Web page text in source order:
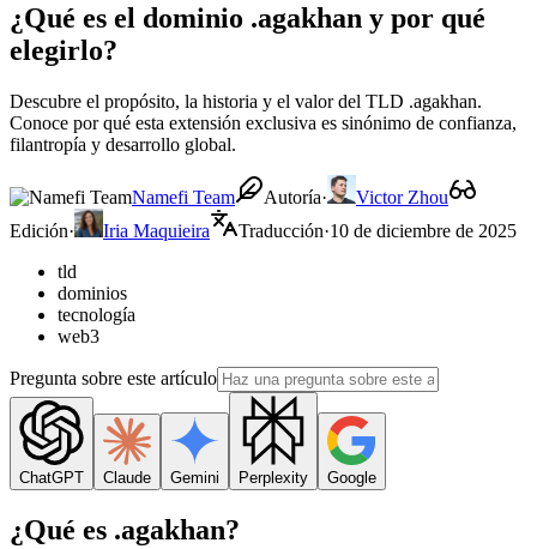
¿Qué es el dominio .agakhan y por qué
elegirlo?
Descubre el propósito, la historia y el valor del TLD .agakhan.
Conoce por qué esta extensión exclusiva es sinónimo de confianza,
filantropía y desarrollo global.
Namefi Team Autoría·
Victor Zhou
Edición· Iria Maquieira Traducción·10 de diciembre de 2025
tld
dominios
tecnología
web3
Pregunta sobre este artículo
ChatGPT Claude Gemini Perplexity Google
¿Qué es .agakhan?